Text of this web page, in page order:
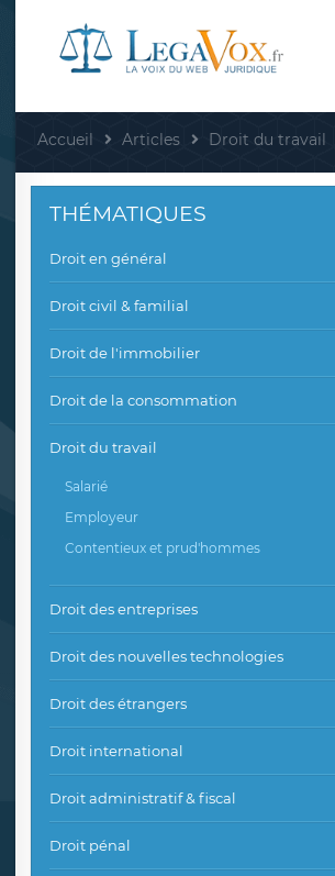
Accueil Articles Droit du travail
THÉMATIQUES
Droit en général
Droit civil & familial
Droit de l'immobilier
Droit de la consommation
Droit du travail
Salarié
Employeur
Contentieux et prud'hommes
Droit des entreprises
Droit des nouvelles technologies
Droit des étrangers
Droit international
Droit administratif & fiscal
Droit pénal